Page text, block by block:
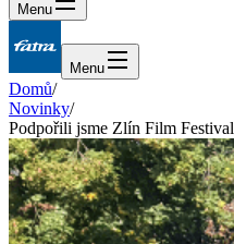
Menu
Menu
Domů/
Novinky/
Podpořili jsme Zlín Film Festival